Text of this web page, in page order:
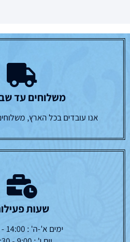
משלוחים עד
אנו עובדים בכל הארץ,
שעות
ימים א'-ה' : 14:00 - 19:00